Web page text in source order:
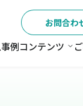
お問合わ
例コンテンツ コ